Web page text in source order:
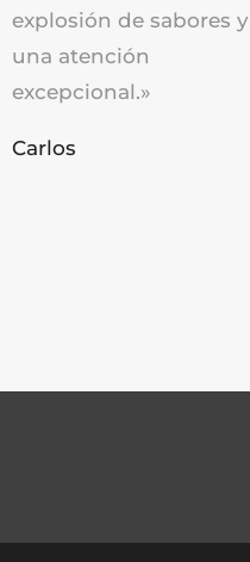
explosión de sabores y
una atención
excepcional.»
Carlos